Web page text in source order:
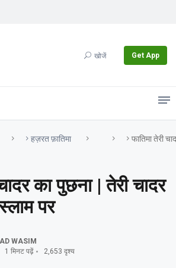
खोजें Get App
हज़रत फ़ातिमा फातिमा तेरी
का पुछना | तेरी चादर
पर
WASIM
1 मिनट पढ़ें 2,653 दृश्य